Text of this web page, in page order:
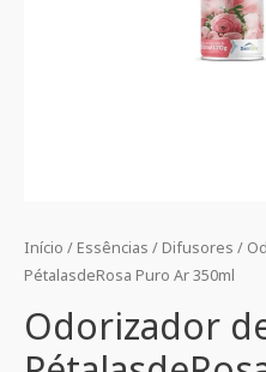
Início / Essências / Difusores /
PétalasdeRosa Puro Ar 350ml
Odorizador